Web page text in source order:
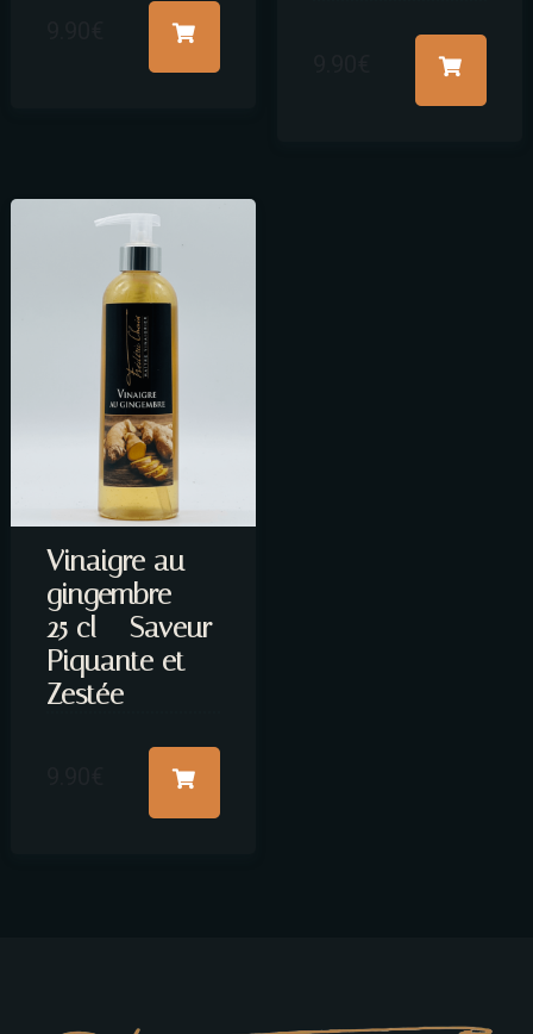
Vinaigre au
gingembre –
25 cl – Saveur
Piquante et
Zestée